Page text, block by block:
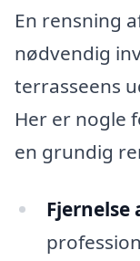
En rensning
nødvendig
terrasseens
Her er nogle
en grundig
Fjernelse